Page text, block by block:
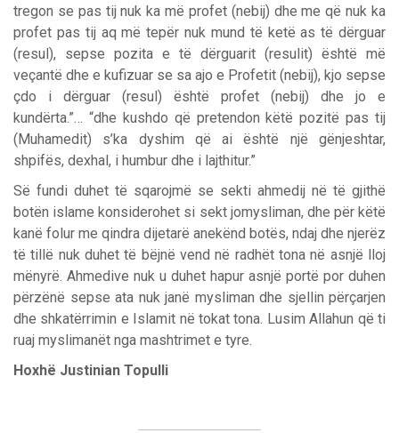
tregon se pas tij nuk ka më profet (nebij) dhe me që nuk ka
profet pas tij aq më tepër nuk mund të ketë as të dërguar
(resul), sepse pozita e të dërguarit (resulit) është më
veçantë dhe e kufizuar se sa ajo e Profetit (nebij), kjo sepse
çdo i dërguar (resul) është profet (nebij) dhe jo e
kundërta.”… “dhe kushdo që pretendon këtë pozitë pas tij
(Muhamedit) s’ka dyshim që ai është një gënjeshtar,
shpifës, dexhal, i humbur dhe i lajthitur.”
Së fundi duhet të sqarojmë se sekti ahmedij në të gjithë
botën islame konsiderohet si sekt jomysliman, dhe për këtë
kanë folur me qindra dijetarë anekënd botës, ndaj dhe njerëz
të tillë nuk duhet të bëjnë vend në radhët tona në asnjë lloj
mënyrë. Ahmedive nuk u duhet hapur asnjë portë por duhen
përzënë sepse ata nuk janë mysliman dhe sjellin përçarjen
dhe shkatërrimin e Islamit në tokat tona. Lusim Allahun që ti
ruaj myslimanët nga mashtrimet e tyre.
Hoxhë Justinian Topulli